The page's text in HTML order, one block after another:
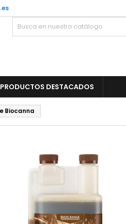
DESTACADOS
Biocanna